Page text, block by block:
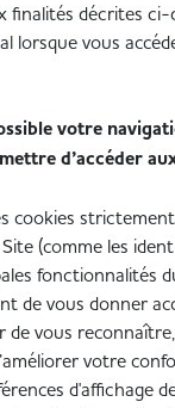
finalités décrites ci-
vous
votre
d’accéder
cookies
(comme les
fonctionnalités
de vous donner
vous
votre
d'affichage